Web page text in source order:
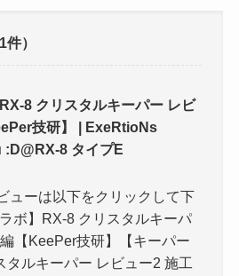
1件）
8 クリスタルキーパー レビ
技研】 | ExeRtioNs
8 タイプE
ューは以下をクリックして下
ボ】RX-8 クリスタルキーパ
【KeePer技研】【キーパー
タルキーパー レビュー2 施工